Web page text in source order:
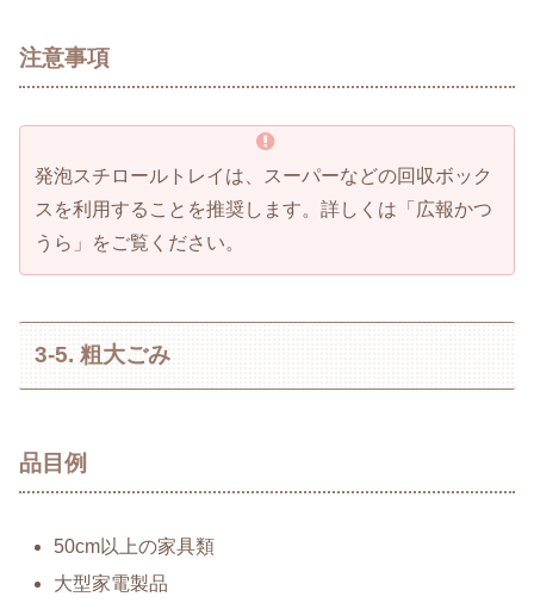
注意事項
発泡スチロールトレイは、スーパーなどの回収ボック
スを利用することを推奨します。詳しくは「広報かつ
うら」をご覧ください。
3-5. 粗大ごみ
品目例
50cm以上の家具類
大型家電製品